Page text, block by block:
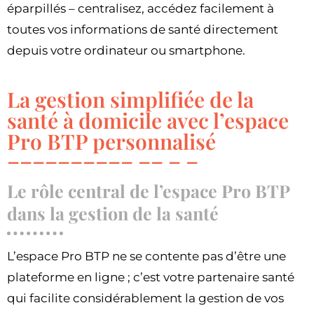
éparpillés – centralisez, accédez facilement à
toutes vos informations de santé directement
depuis votre ordinateur ou smartphone.
La gestion simplifiée de la
santé à domicile avec l’espace
Pro BTP personnalisé
Le rôle central de l’espace Pro BTP
dans la gestion de la santé
L’espace Pro BTP ne se contente pas d’être une
plateforme en ligne ; c’est votre partenaire santé
qui facilite considérablement la gestion de vos